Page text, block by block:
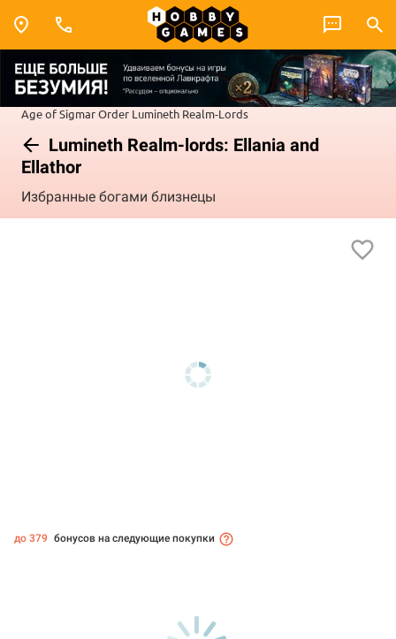
Age of SigmarOrder Lumineth Realm-Lords
Lumineth Realm-lords: Ellania and
Ellathor
Избранные богами близнецы
до 379 бонусов на следующие покупки